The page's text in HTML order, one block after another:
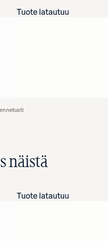
Tuote latautuu
näistä
Tuote latautuu